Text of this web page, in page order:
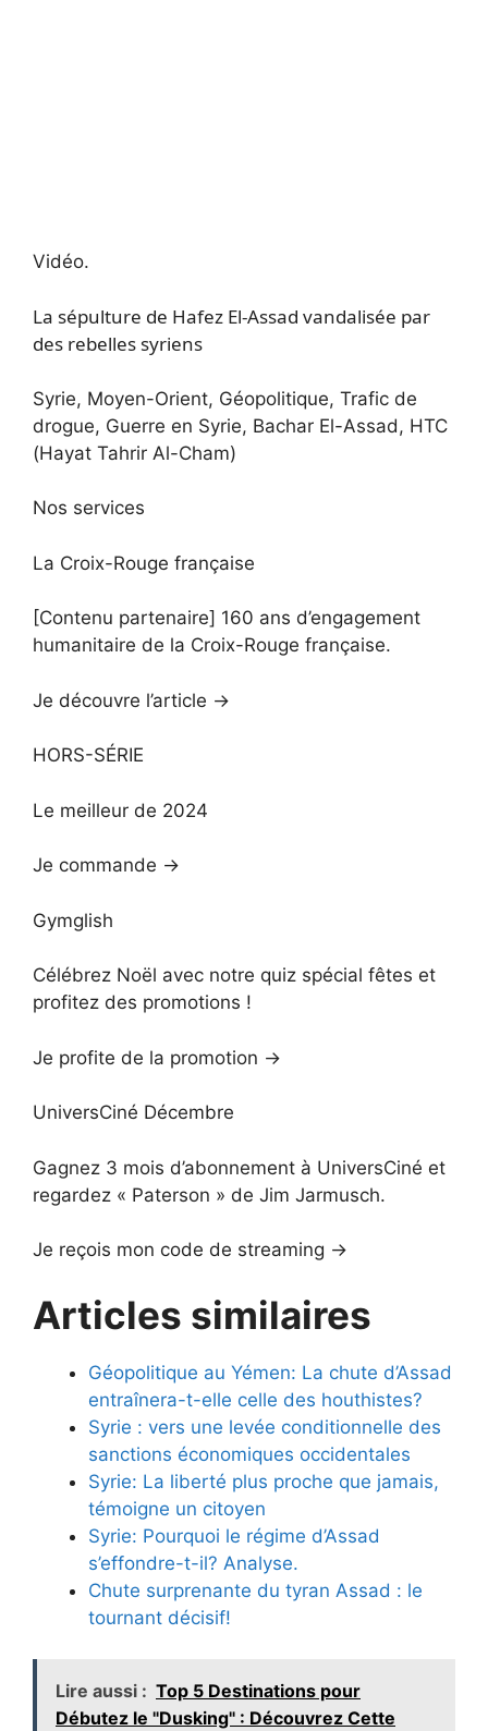
Vidéo.
La sépulture de Hafez El-Assad vandalisée par
des rebelles syriens
Syrie, Moyen-Orient, Géopolitique, Trafic de
drogue, Guerre en Syrie, Bachar El-Assad, HTC
(Hayat Tahrir Al-Cham)
Nos services
La Croix-Rouge française
[Contenu partenaire] 160 ans d’engagement
humanitaire de la Croix-Rouge française.
Je découvre l’article →
HORS-SÉRIE
Le meilleur de 2024
Je commande →
Gymglish
Célébrez Noël avec notre quiz spécial fêtes et
profitez des promotions !
Je profite de la promotion →
UniversCiné Décembre
Gagnez 3 mois d’abonnement à UniversCiné et
regardez « Paterson » de Jim Jarmusch.
Je reçois mon code de streaming →
Articles similaires
Géopolitique au Yémen: La chute d’Assad
entraînera-t-elle celle des houthistes?
Syrie : vers une levée conditionnelle des
sanctions économiques occidentales
Syrie: La liberté plus proche que jamais,
témoigne un citoyen
Syrie: Pourquoi le régime d’Assad
s’effondre-t-il? Analyse.
Chute surprenante du tyran Assad : le
tournant décisif!
Lire aussi : Top 5 Destinations pour
Débutez le "Dusking" : Découvrez Cette